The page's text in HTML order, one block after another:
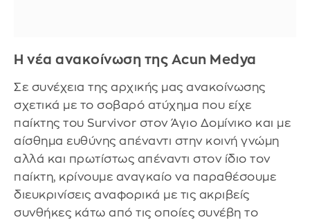
H νέα ανακοίνωση της Acun Medya
Σε συνέχεια της αρχικής μας ανακοίνωσης
σχετικά με το σοβαρό ατύχημα που είχε
παίκτης του Survivor στον Άγιο Δομίνικο και με
αίσθημα ευθύνης απέναντι στην κοινή γνώμη
αλλά και πρωτίστως απέναντι στον ίδιο τον
παίκτη, κρίνουμε αναγκαίο να παραθέσουμε
διευκρινίσεις αναφορικά με τις ακριβείς
συνθήκες κάτω από τις οποίες συνέβη το